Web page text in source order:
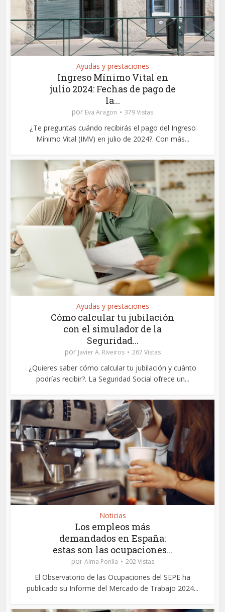
Ayudas y prestaciones
Ingreso Mínimo Vital en
julio 2024: Fechas de pago de
la...
por Eva Aragon 379 Vistas
¿Te preguntas cuándo recibirás el pago del Ingreso
Mínimo Vital (IMV) en julio de 2024?. Con más...
Ayudas y prestaciones
Cómo calcular tu jubilación
con el simulador de la
Seguridad...
por Javier A. Riveiros 267 Vistas
¿Quieres saber cómo calcular tu jubilación y cuánto
podrías recibir?. La Seguridad Social ofrece un...
Noticias
Los empleos más
demandados en España:
estas son las ocupaciones...
por Alma Ponlla 202 Vistas
El Observatorio de las Ocupaciones del SEPE ha
publicado su Informe del Mercado de Trabajo 2024...